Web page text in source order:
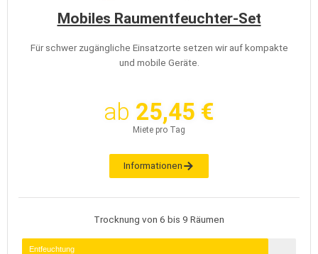
Mobiles Raumentfeuchter-Set
Für schwer zugängliche Einsatzorte setzen wir auf kompakte
und mobile Geräte.
ab 25,45 €
Miete pro Tag
Informationen
Trocknung von 6 bis 9 Räumen
Entfeuchtung